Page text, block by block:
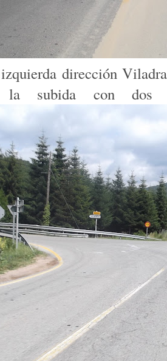
dirección
la subida con